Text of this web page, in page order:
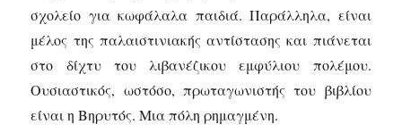
σχολείο για κωφάλαλα παιδιά. Παράλληλα, είναι
μέλος της παλαιστινιακής αντίστασης και πιάνεται
στο δίχτυ του λιβανέζικου εμφύλιου πολέμου.
Ουσιαστικός, ωστόσο, πρωταγωνιστής του βιβλίου
είναι η Βηρυτός. Μια πόλη ρημαγμένη.